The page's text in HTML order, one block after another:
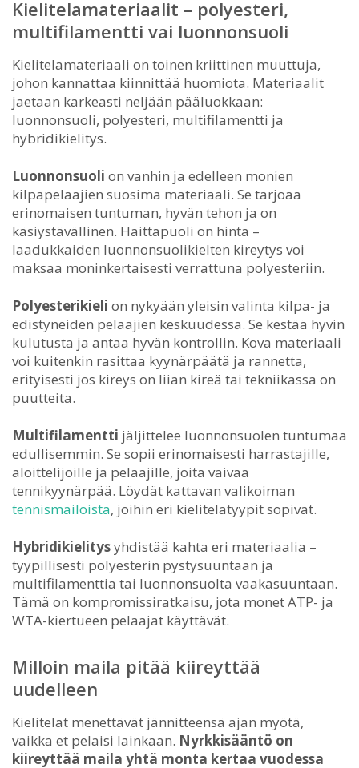
Kielitelamateriaalit – polyesteri,
multifilamentti vai luonnonsuoli
Kielitelamateriaali on toinen kriittinen muuttuja,
johon kannattaa kiinnittää huomiota. Materiaalit
jaetaan karkeasti neljään pääluokkaan:
luonnonsuoli, polyesteri, multifilamentti ja
hybridikielitys.
Luonnonsuoli on vanhin ja edelleen monien
kilpapelaajien suosima materiaali. Se tarjoaa
erinomaisen tuntuman, hyvän tehon ja on
käsiystävällinen. Haittapuoli on hinta –
laadukkaiden luonnonsuolikielten kireytys voi
maksaa moninkertaisesti verrattuna polyesteriin.
Polyesterikieli on nykyään yleisin valinta kilpa- ja
edistyneiden pelaajien keskuudessa. Se kestää hyvin
kulutusta ja antaa hyvän kontrollin. Kova materiaali
voi kuitenkin rasittaa kyynärpäätä ja rannetta,
erityisesti jos kireys on liian kireä tai tekniikassa on
puutteita.
Multifilamentti jäljittelee luonnonsuolen tuntumaa
edullisemmin. Se sopii erinomaisesti harrastajille,
aloittelijoille ja pelaajille, joita vaivaa
tennikyynärpää. Löydät kattavan valikoiman
tennismailoista, joihin eri kielitelatyypit sopivat.
Hybridikielitysyhdistää kahta eri materiaalia –
tyypillisesti polyesterin pystysuuntaan ja
multifilamenttia tai luonnonsuolta vaakasuuntaan.
Tämä on kompromissiratkaisu, jota monet ATP- ja
WTA-kiertueen pelaajat käyttävät.
Milloin maila pitää kiireyttää
uudelleen
Kielitelat menettävät jännitteensä ajan myötä,
vaikka et pelaisi lainkaan. Nyrkkisääntö on
kiireyttää maila yhtä monta kertaa vuodessa